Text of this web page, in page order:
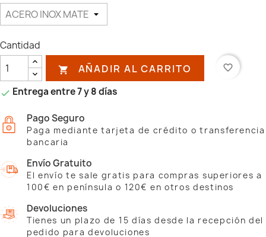
Cantidad
 AÑADIR AL CARRITO favorite_border
 Entrega entre 7 y 8 días
Pago Seguro
Paga mediante tarjeta de crédito o transferencia
bancaria
Envío Gratuito
El envío te sale gratis para compras superiores a
100€ en península o 120€ en otros destinos
Devoluciones
Tienes un plazo de 15 días desde la recepción del
pedido para devoluciones